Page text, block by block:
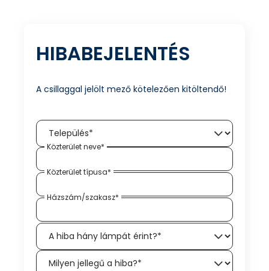
HIBABEJELENTÉS
A csillaggal jelölt mező kötelezően kitöltendő!
Közterület neve*
Közterület típusa*
Házszám/szakasz*